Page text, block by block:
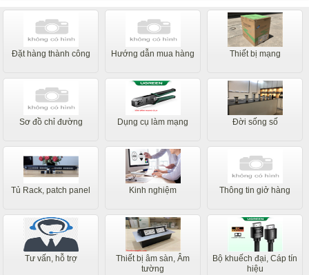
Đặt hàng thành công Hướng dẫn mua hàng Thiết bị mạng
Sơ đồ chỉ đường Dụng cụ làm mạng Đời sống số
Tủ Rack, patch panel Kinh nghiệm Thông tin giở hàng
Tư vấn, hỗ trợ
Thiết bị âm sàn, Âm
tường
Bộ khuếch đại, Cáp tín
hiệu